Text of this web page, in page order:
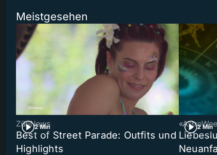
Meistgesehen
2 Min
ZüriNews
Best of Street Parade: Outfits und
Highlights
2 Min